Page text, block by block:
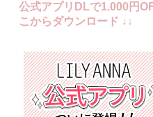
公式アプリDLで1.000円
こからダウンロード ↓↓